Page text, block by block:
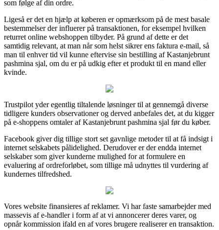
som følge af din ordre.
Ligeså er det en hjælp at køberen er opmærksom på de mest basale
bestemmelser der influerer på transaktionen, for eksempel hvilken
returret online webshoppen tilbyder. På grund af dette er det
samtidig relevant, at man når som helst sikrer ens faktura e-mail, så
man til enhver tid vil kunne eftervise sin bestilling af Kastanjebrunt
pashmina sjal, om du er på udkig efter et produkt til en mand eller
kvinde.
Trustpilot yder egentlig tiltalende løsninger til at gennemgå diverse
tidligere kunders observationer og derved anbefales det, at du kigger
på e-shoppens omtaler af Kastanjebrunt pashmina sjal før du køber.
Facebook giver dig tillige stort set gavnlige metoder til at få indsigt i
internet selskabets pålidelighed. Derudover er der endda internet
selskaber som giver kunderne mulighed for at formulere en
evaluering af ordreforløbet, som tillige må udnyttes til vurdering af
kundernes tilfredshed.
Vores website finansieres af reklamer. Vi har faste samarbejder med
massevis af e-handler i form af at vi annoncerer deres varer, og
opnår kommission ifald en af vores brugere realiserer en transaktion.